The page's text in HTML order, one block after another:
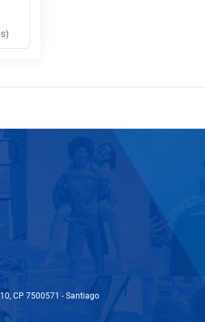
, CP 7500571 - Santiago